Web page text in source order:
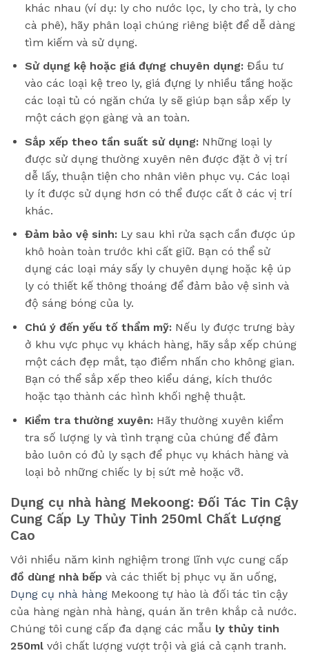
khác nhau (ví dụ: ly cho nước lọc, ly cho trà, ly cho
cà phê), hãy phân loại chúng riêng biệt để dễ dàng
tìm kiếm và sử dụng.
Sử dụng kệ hoặc giá đựng chuyên dụng:Đầu tư
vào các loại kệ treo ly, giá đựng ly nhiều tầng hoặc
các loại tủ có ngăn chứa ly sẽ giúp bạn sắp xếp ly
một cách gọn gàng và an toàn.
Sắp xếp theo tần suất sử dụng:Những loại ly
được sử dụng thường xuyên nên được đặt ở vị trí
dễ lấy, thuận tiện cho nhân viên phục vụ. Các loại
ly ít được sử dụng hơn có thể được cất ở các vị trí
khác.
Đảm bảo vệ sinh:Ly sau khi rửa sạch cần được úp
khô hoàn toàn trước khi cất giữ. Bạn có thể sử
dụng các loại máy sấy ly chuyên dụng hoặc kệ úp
ly có thiết kế thông thoáng để đảm bảo vệ sinh và
độ sáng bóng của ly.
Chú ý đến yếu tố thẩm mỹ:Nếu ly được trưng bày
ở khu vực phục vụ khách hàng, hãy sắp xếp chúng
một cách đẹp mắt, tạo điểm nhấn cho không gian.
Bạn có thể sắp xếp theo kiểu dáng, kích thước
hoặc tạo thành các hình khối nghệ thuật.
Kiểm tra thường xuyên:Hãy thường xuyên kiểm
tra số lượng ly và tình trạng của chúng để đảm
bảo luôn có đủ ly sạch để phục vụ khách hàng và
loại bỏ những chiếc ly bị sứt mẻ hoặc vỡ.
Dụng cụ nhà hàng Mekoong: Đối Tác Tin Cậy
Cung Cấp Ly Thủy Tinh 250ml Chất Lượng
Cao
Với nhiều năm kinh nghiệm trong lĩnh vực cung cấp
đồ dùng nhà bếp và các thiết bị phục vụ ăn uống,
Dụng cụ nhà hàng Mekoong tự hào là đối tác tin cậy
của hàng ngàn nhà hàng, quán ăn trên khắp cả nước.
Chúng tôi cung cấp đa dạng các mẫu ly thủy tinh
250ml với chất lượng vượt trội và giá cả cạnh tranh.